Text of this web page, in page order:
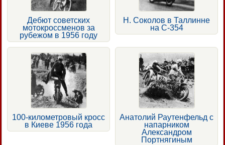
Дебют советских
мотокроссменов за
рубежом в 1956 году
Н. Соколов в Таллинне
на С-354
100-километровый кросс
в Киеве 1956 года
Анатолий Раутенфельд с
напарником
Александром
Портнягиным